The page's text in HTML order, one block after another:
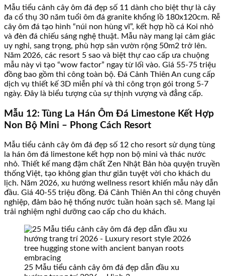
Mẫu tiểu cảnh cây ôm đá đẹp số 11 dành cho biệt thự là cây
đa cổ thụ 30 năm tuổi ôm đá granite khổng lồ 180x120cm. Rễ
cây ôm đá tạo hình “núi non hùng vĩ”, kết hợp hồ cá Koi nhỏ
và đèn đá chiếu sáng nghệ thuật. Mẫu này mang lại cảm giác
uy nghi, sang trọng, phù hợp sân vườn rộng 50m2 trở lên.
Năm 2026, các resort 5 sao và biệt thự cao cấp ưa chuộng
mẫu này vì tạo “wow factor” ngay từ lối vào. Giá 55-75 triệu
đồng bao gồm thi công toàn bộ. Đá Cảnh Thiên An cung cấp
dịch vụ thiết kế 3D miễn phí và thi công trọn gói trong 5-7
ngày. Đây là biểu tượng của sự thịnh vượng và đẳng cấp.
Mẫu 12: Tùng La Hán Ôm Đá Limestone Kết Hợp
Non Bộ Mini – Phong Cách Resort
Mẫu tiểu cảnh cây ôm đá đẹp số 12 cho resort sử dụng tùng
la hán ôm đá limestone kết hợp non bộ mini và thác nước
nhỏ. Thiết kế mang đậm chất Zen Nhật Bản hòa quyện truyền
thống Việt, tạo không gian thư giãn tuyệt vời cho khách du
lịch. Năm 2026, xu hướng wellness resort khiến mẫu này dẫn
đầu. Giá 40-55 triệu đồng. Đá Cảnh Thiên An thi công chuyên
nghiệp, đảm bảo hệ thống nước tuần hoàn sạch sẽ. Mang lại
trải nghiệm nghỉ dưỡng cao cấp cho du khách.
25 Mẫu tiểu cảnh cây ôm đá đẹp dẫn đầu xu